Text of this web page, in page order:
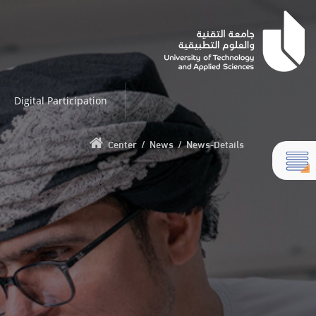
Digital Participation
Center/ News/News-Details